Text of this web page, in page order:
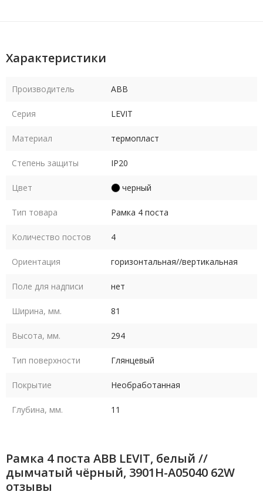
Характеристики
Производитель ABB
Серия LEVIT
Материал термопласт
Степень защиты IP20
Цвет черный
Тип товара Рамка 4 поста
Количество постов 4
Ориентация горизонтальная//вертикальная
Поле для надписи нет
Ширина, мм. 81
Высота, мм. 294
Тип поверхности Глянцевый
Покрытие Необработанная
Глубина, мм. 11
Рамка 4 поста ABB LEVIT, белый //
дымчатый чёрный, 3901H-A05040 62W
отзывы